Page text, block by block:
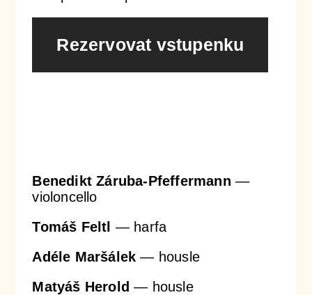
Rezervovat vstupenku
Benedikt Záruba-Pfeffermann —
violoncello
Tomáš Feltl — harfa
Adéle Maršálek — housle
Matyáš Herold — housle